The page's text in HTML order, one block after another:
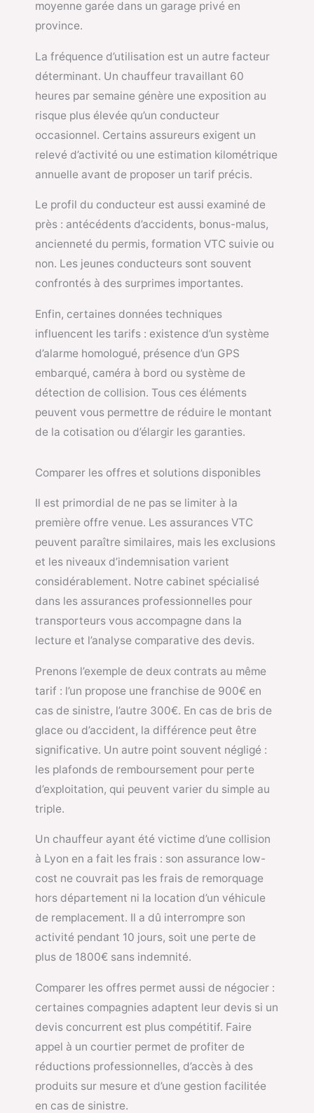
moyenne garée dans un garage privé en
province.
La fréquence d’utilisation est un autre facteur
déterminant. Un chauffeur travaillant 60
heures par semaine génère une exposition au
risque plus élevée qu’un conducteur
occasionnel. Certains assureurs exigent un
relevé d’activité ou une estimation kilométrique
annuelle avant de proposer un tarif précis.
Le profil du conducteur est aussi examiné de
près : antécédents d’accidents, bonus-malus,
ancienneté du permis, formation VTC suivie ou
non. Les jeunes conducteurs sont souvent
confrontés à des surprimes importantes.
Enfin, certaines données techniques
influencent les tarifs : existence d’un système
d’alarme homologué, présence d’un GPS
embarqué, caméra à bord ou système de
détection de collision. Tous ces éléments
peuvent vous permettre de réduire le montant
de la cotisation ou d’élargir les garanties.
Comparer les offres et solutions disponibles
Il est primordial de ne pas se limiter à la
première offre venue. Les assurances VTC
peuvent paraître similaires, mais les exclusions
et les niveaux d’indemnisation varient
considérablement. Notre cabinet spécialisé
dans les assurances professionnelles pour
transporteurs vous accompagne dans la
lecture et l’analyse comparative des devis.
Prenons l’exemple de deux contrats au même
tarif : l’un propose une franchise de 900€ en
cas de sinistre, l’autre 300€. En cas de bris de
glace ou d’accident, la différence peut être
significative. Un autre point souvent négligé :
les plafonds de remboursement pour perte
d’exploitation, qui peuvent varier du simple au
triple.
Un chauffeur ayant été victime d’une collision
à Lyon en a fait les frais : son assurance low-
cost ne couvrait pas les frais de remorquage
hors département ni la location d’un véhicule
de remplacement. Il a dû interrompre son
activité pendant 10 jours, soit une perte de
plus de 1800€ sans indemnité.
Comparer les offres permet aussi de négocier :
certaines compagnies adaptent leur devis si un
devis concurrent est plus compétitif. Faire
appel à un courtier permet de profiter de
réductions professionnelles, d’accès à des
produits sur mesure et d’une gestion facilitée
en cas de sinistre.